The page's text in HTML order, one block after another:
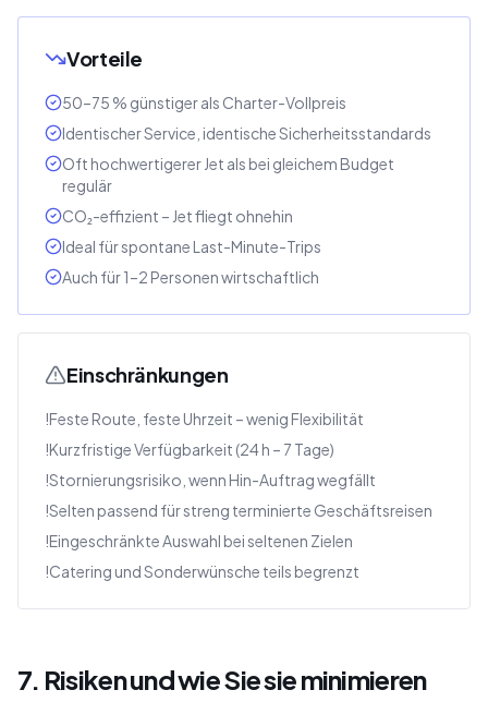
Vorteile
50–75 % günstiger als Charter-Vollpreis
Identischer Service, identische Sicherheitsstandards
Oft hochwertigerer Jet als bei gleichem Budget
regulär
CO₂-effizient – Jet fliegt ohnehin
Ideal für spontane Last-Minute-Trips
Auch für 1–2 Personen wirtschaftlich
Einschränkungen
!Feste Route, feste Uhrzeit – wenig Flexibilität
!Kurzfristige Verfügbarkeit (24 h – 7 Tage)
!Stornierungsrisiko, wenn Hin-Auftrag wegfällt
!Selten passend für streng terminierte Geschäftsreisen
!Eingeschränkte Auswahl bei seltenen Zielen
!Catering und Sonderwünsche teils begrenzt
7. Risiken und wie Sie sie minimieren